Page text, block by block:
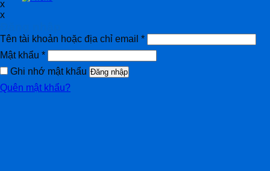
x
x
Tên tài khoản hoặc địa chỉ email *
Mật khẩu *
Ghi nhớ mật khẩu Đăng nhập
Quên mật khẩu?